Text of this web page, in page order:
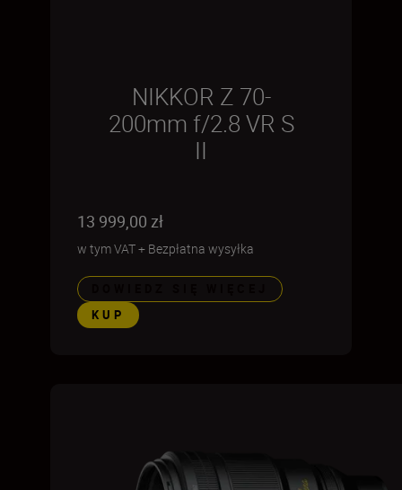
NIKKOR Z 70-
200mm f/2.8 VR S
II
13 999,00 zł
w tym VAT+ Bezpłatna wysyłka
KUP